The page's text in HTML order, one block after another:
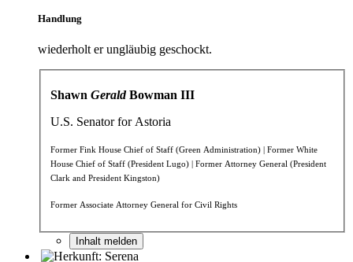
Handlung
wiederholt er ungläubig geschockt.
Shawn GeraldBowman III
U.S. Senator for Astoria
Former Fink House Chief of Staff (Green Administration) | Former White
House Chief of Staff (President Lugo) | Former Attorney General (President
Clark and President Kingston)
Former Associate Attorney General for Civil Rights
Inhalt melden